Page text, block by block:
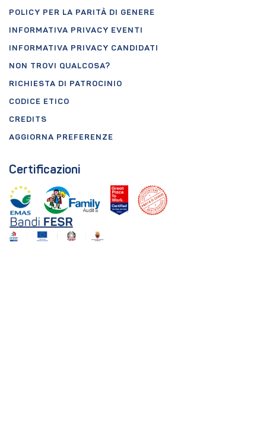
POLICY PER LA PARITÀ DI GENERE
INFORMATIVA PRIVACY EVENTI
INFORMATIVA PRIVACY CANDIDATI
NON TROVI QUALCOSA?
RICHIESTA DI PATROCINIO
CODICE ETICO
CREDITS
AGGIORNA PREFERENZE
Certificazioni